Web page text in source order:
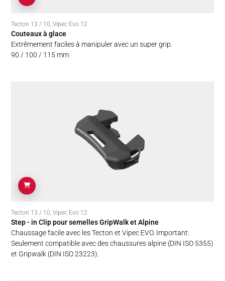
Tecton 13 / 10 ,Vipec Evo 12
Couteaux à glace
Extrêmement faciles à manipuler avec un super grip.
90 / 100 / 115 mm
Tecton 13 / 10,Vipec Evo 12
Step - in Clip pour semelles GripWalk et Alpine
Chaussage facile avec les Tecton et Vipec EVO. Important:
Seulement compatible avec des chaussures alpine (DIN ISO 5355)
et Gripwalk (DIN ISO 23223).